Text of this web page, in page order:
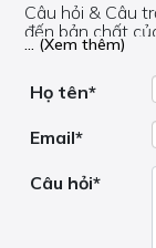
Câu hỏi & Câu
đến bản chất
nơi hoạt động,
câu hỏi của bạn
... (Xem thêm)
Họ tên*
Email*
Câu hỏi*